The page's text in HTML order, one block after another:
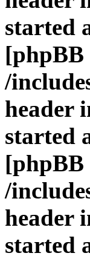
started
[phpBB
/
header
started
[phpBB
/
header
started